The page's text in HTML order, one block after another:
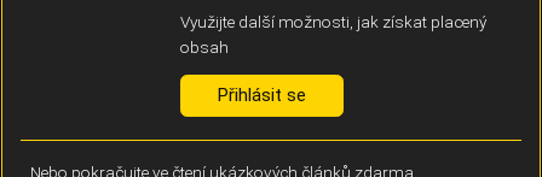
Vaše souhlasy a odmítnutí si ukládáme do vašeho zařízení, abychom se
vás už příště znovu neptali. Můžete je kdykoli později upravit ve Správě
Využijte další možnosti, jak získat placený
obsah
Přihlásit se
Nebo pokračujte ve čtení ukázkových článků zdarma